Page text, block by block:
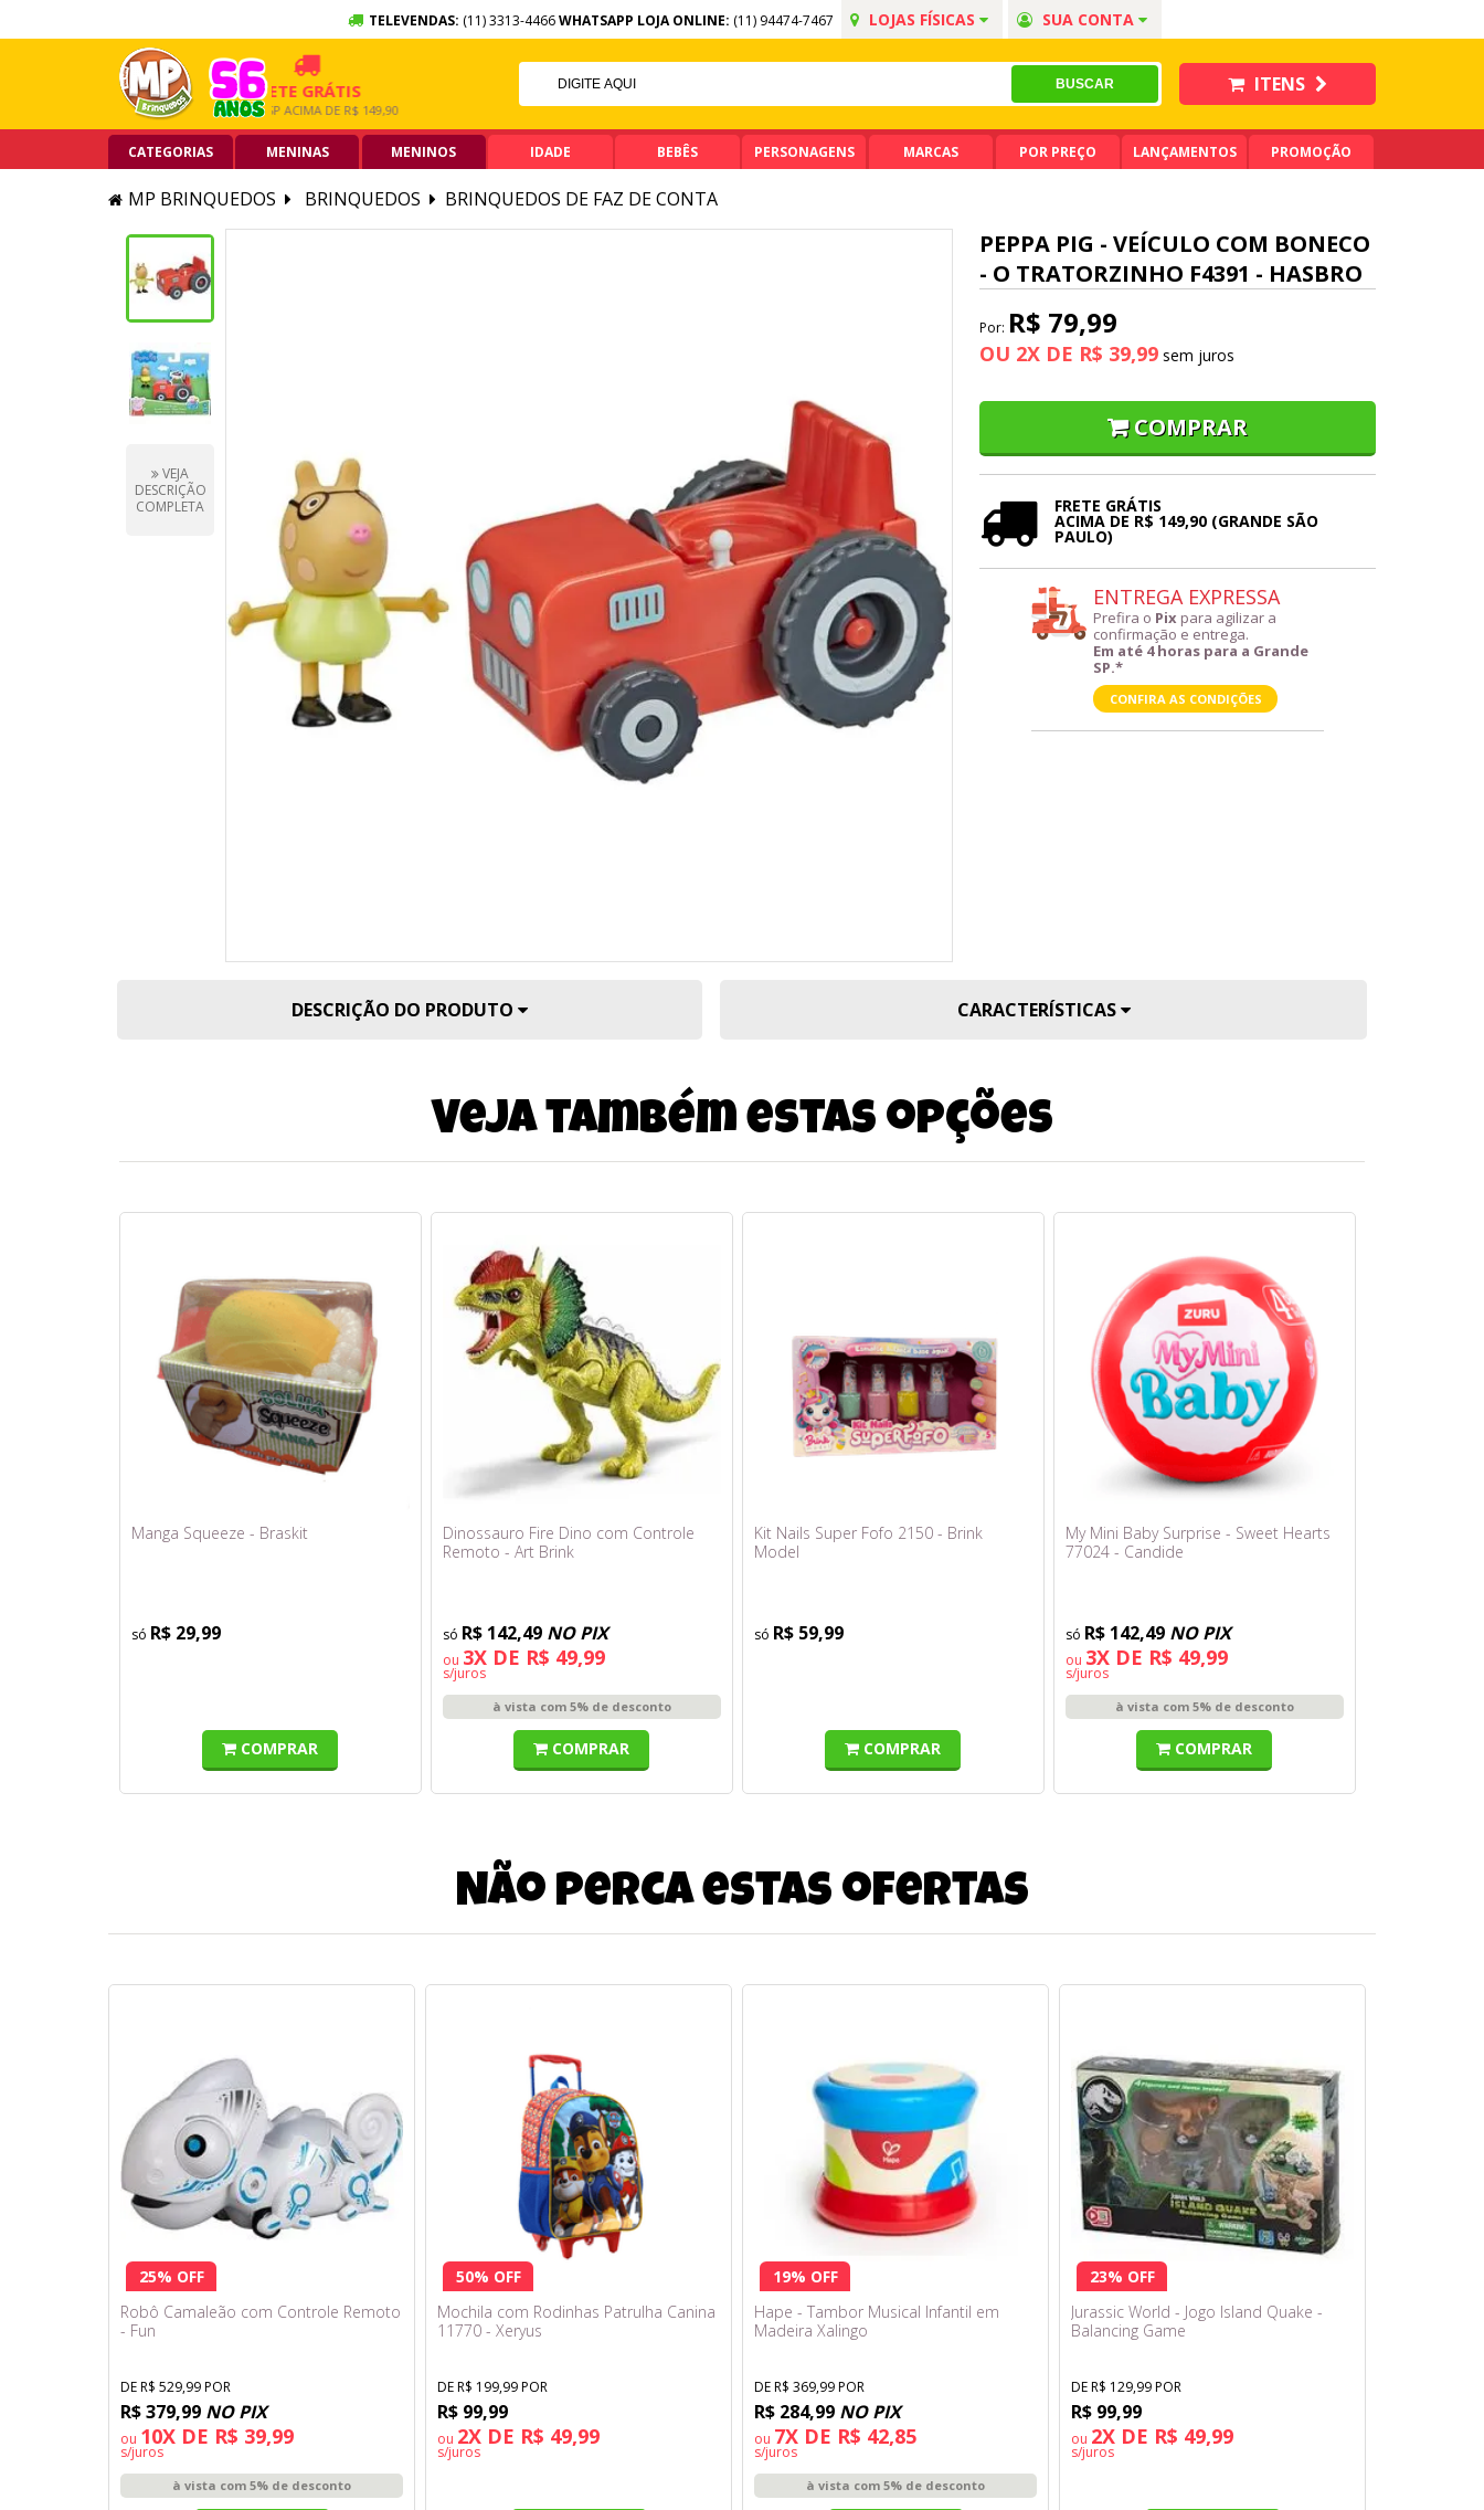
TELEVENDAS: (11) 3313-4466WHATSAPP LOJA ONLINE: (11) 94474-7467 LOJAS FÍSICAS SUA CONTA
FRETE GRÁTIS
GRANDE SP ACIMA DE R$ 149,90
5% OFF NO PIX
PIX ACIMA DE R$ 99,90
ITENS
CATEGORIAS MENINAS MENINOS IDADE BEBÊS PERSONAGENS MARCAS POR PREÇO LANÇAMENTOS PROMOÇÃO
MP BRINQUEDOS BRINQUEDOS BRINQUEDOS DE FAZ DE CONTA
VEJA
DESCRIÇÃO
COMPLETA
PEPPA PIG - VEÍCULO COM BONECO
- O TRATORZINHO F4391 - HASBRO
Por: R$ 79,99
OU 2X DE R$ 39,99
COMPRAR
FRETE GRÁTIS
ACIMA DE R$ 149,90 (GRANDE SÃO
PAULO)
ENTREGA EXPRESSA
Prefira o Pix para agilizar a
confirmação e entrega.
Em até 4 horas para a Grande
SP.*
CONFIRA AS CONDIÇÕES
DESCRIÇÃO DO PRODUTO CARACTERÍSTICAS
Veja também estas opções
Manga Squeeze - Braskit
R$ 29,99
COMPRAR
Dinossauro Fire Dino com Controle
Remoto - Art Brink
R$ 142,49 NO PIX
ou 3X DE R$ 49,99
s/juros
à vista com 5% de desconto
COMPRAR
Kit Nails Super Fofo 2150 - Brink
Model
R$ 59,99
COMPRAR
My Mini Baby Surprise - Sweet Hearts
77024 - Candide
R$ 142,49 NO PIX
ou 3X DE R$ 49,99
s/juros
à vista com 5% de desconto
COMPRAR
Não perca estas ofertas
25% OFF
Robô Camaleão com Controle Remoto
- Fun
DE R$ 529,99 POR
R$ 379,99 NO PIX
ou 10X DE R$ 39,99
s/juros
à vista com 5% de desconto
50% OFF
Mochila com Rodinhas Patrulha Canina
11770 - Xeryus
DE R$ 199,99 POR
R$ 99,99
ou 2X DE R$ 49,99
s/juros
19% OFF
Hape - Tambor Musical Infantil em
Madeira Xalingo
DE R$ 369,99 POR
R$ 284,99 NO PIX
ou 7X DE R$ 42,85
s/juros
à vista com 5% de desconto
23% OFF
Jurassic World - Jogo Island Quake -
Balancing Game
DE R$ 129,99 POR
R$ 99,99
ou 2X DE R$ 49,99
s/juros